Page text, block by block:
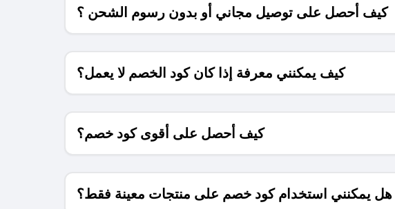
كيف أحصل على توصيل مجاني أو بدون رسوم الشحن ؟
كيف يمكنني معرفة إذا كان كود الخصم لا يعمل؟
كيف أحصل على أقوى كود خصم؟
هل يمكنني استخدام كود خصم على منتجات معينة فقط؟